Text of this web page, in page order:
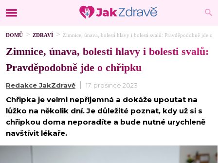
DOMŮ ZDRAVÍ Zimnice, únava, bolesti hlavy i bolesti svalů: Pravděpodobně jde o
Zimnice, únava, bolesti hlavy i bolesti svalů:
Pravděpodobně jde o chřipku
Redakce JakZdravě 17. prosince 2023
Chřipka je velmi nepříjemná a dokáže upoutat na
lůžko na několik dní. Je důležité poznat, kdy už si s
chřipkou doma neporadíte a bude nutné urychleně
navštívit lékaře.